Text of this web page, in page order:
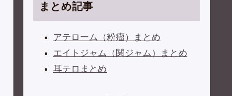
まとめ記事
アテローム（粉瘤）まとめ
エイトジャム（関ジャム）まとめ
耳テロまとめ